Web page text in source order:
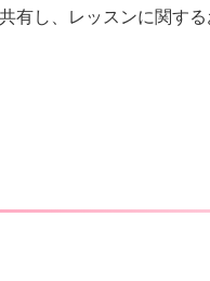
有し、レッスンに関す